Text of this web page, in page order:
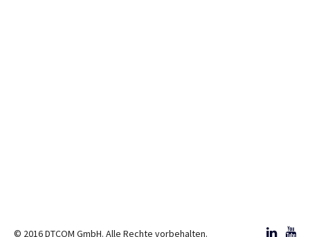
© 2016 DTCOM GmbH. Alle Rechte vorbehalten.